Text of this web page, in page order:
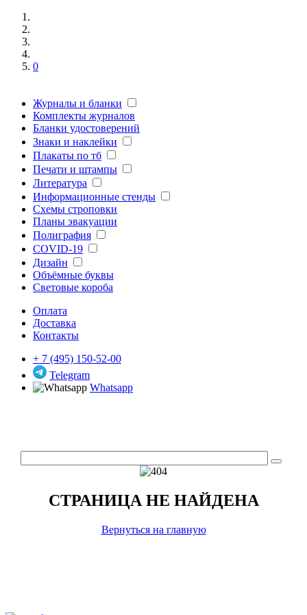
0
Журналы и бланки
Комплекты журналов
Бланки удостоверений
Знаки и наклейки
Плакаты по тб
Печати и штампы
Литература
Информационные стенды
Схемы строповки
Планы эвакуации
Полиграфия
COVID-19
Дизайн
Объёмные буквы
Световые короба
Оплата
Доставка
Контакты
+ 7 (495) 150-52-00
Telegram
Whatsapp
СТРАНИЦА НЕ НАЙДЕНА
Вернуться на главную